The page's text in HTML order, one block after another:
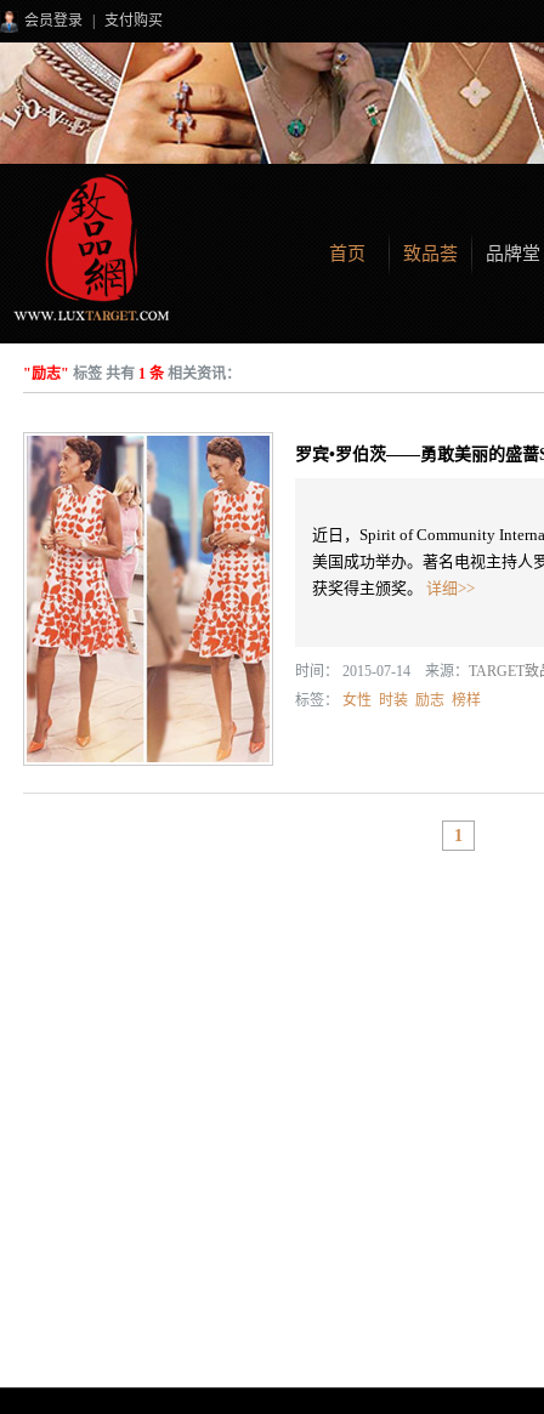
会员登录 支付购买
首页 致品荟 品牌堂
"励志" 标签 共有 1 条相关资讯：
罗宾•罗伯茨——勇敢美丽的盛蔷
近日，Spirit of Community
美国成功举办。著名电视主持人
获奖得主颁奖。 详细>>
时间： 2015-07-14 来源： TARGET致
标签： 女性 时装 励志 榜样
1